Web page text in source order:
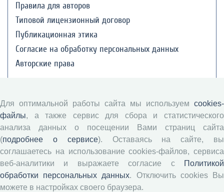
Правила для авторов
Типовой лицензионный договор
Публикационная этика
Согласие на обработку персональных данных
Авторские права
Памятка рецензенту
Положение о рецензировании
Форма рецензии
Журналы ВолНЦ РАН
Для оптимальной работы сайта мы используем cookies-
файлы, а также сервис для сбора и статистического
анализа данных о посещении Вами страниц сайта
(подробнее о сервисе). Оставаясь на сайте, вы
соглашаетесь на использование cookies-файлов, сервиса
веб-аналитики и выражаете согласие с
Политикой
обработки персональных данных. Отключить cookies Вы
можете в настройках своего браузера.